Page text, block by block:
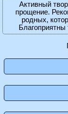
Активный
прощение.
родных,
Благоприятны